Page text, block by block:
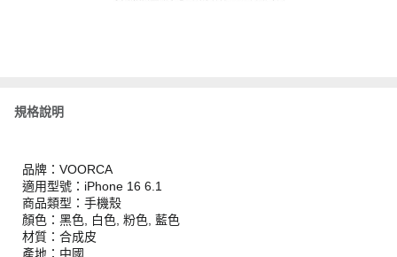
規格說明
品牌：VOORCA
適用型號：iPhone 16 6.1
商品類型：手機殼
顏色：黑色, 白色, 粉色, 藍色
材質：合成皮
產地：中國